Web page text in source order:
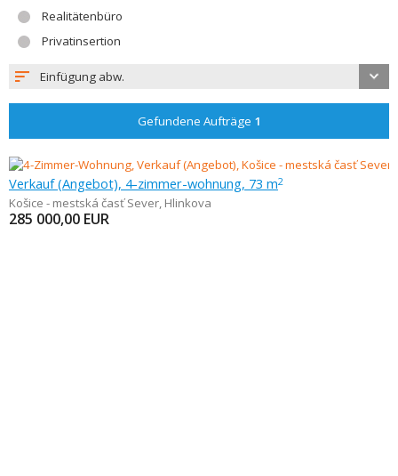
Realitätenbüro
Privatinsertion
Einfügung abw.
Gefundene Aufträge 1
Verkauf (Angebot), 4-zimmer-wohnung, 73 m2
Košice - mestská časť Sever, Hlinkova
285 000,00 EUR